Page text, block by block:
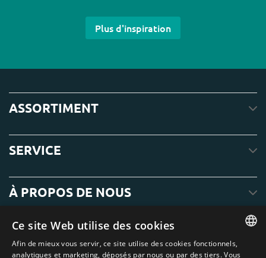
Plus d'inspiration
ASSORTIMENT
SERVICE
À PROPOS DE NOUS
ENGLISH
Ce site Web utilise des cookies
Afin de mieux vous servir, ce site utilise des cookies fonctionnels,
analytiques et marketing, déposés par nous ou par des tiers. Vous